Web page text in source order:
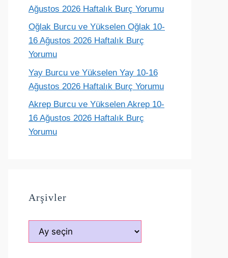
Ağustos 2026 Haftalık Burç Yorumu
Oğlak Burcu ve Yükselen Oğlak 10-
16 Ağustos 2026 Haftalık Burç
Yorumu
Yay Burcu ve Yükselen Yay 10-16
Ağustos 2026 Haftalık Burç Yorumu
Akrep Burcu ve Yükselen Akrep 10-
16 Ağustos 2026 Haftalık Burç
Yorumu
Arşivler
Arşivler